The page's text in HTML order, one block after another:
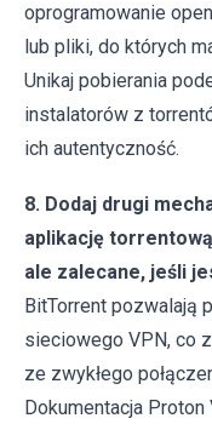
oprogramowanie
lub pliki, do których
Unikaj pobierania
instalatorów z
ich autentyczność.
8. Dodaj drugi
aplikację
ale zalecane, jeśli
BitTorrent pozwalają
sieciowego VPN, co
ze zwykłego
Dokumentacja